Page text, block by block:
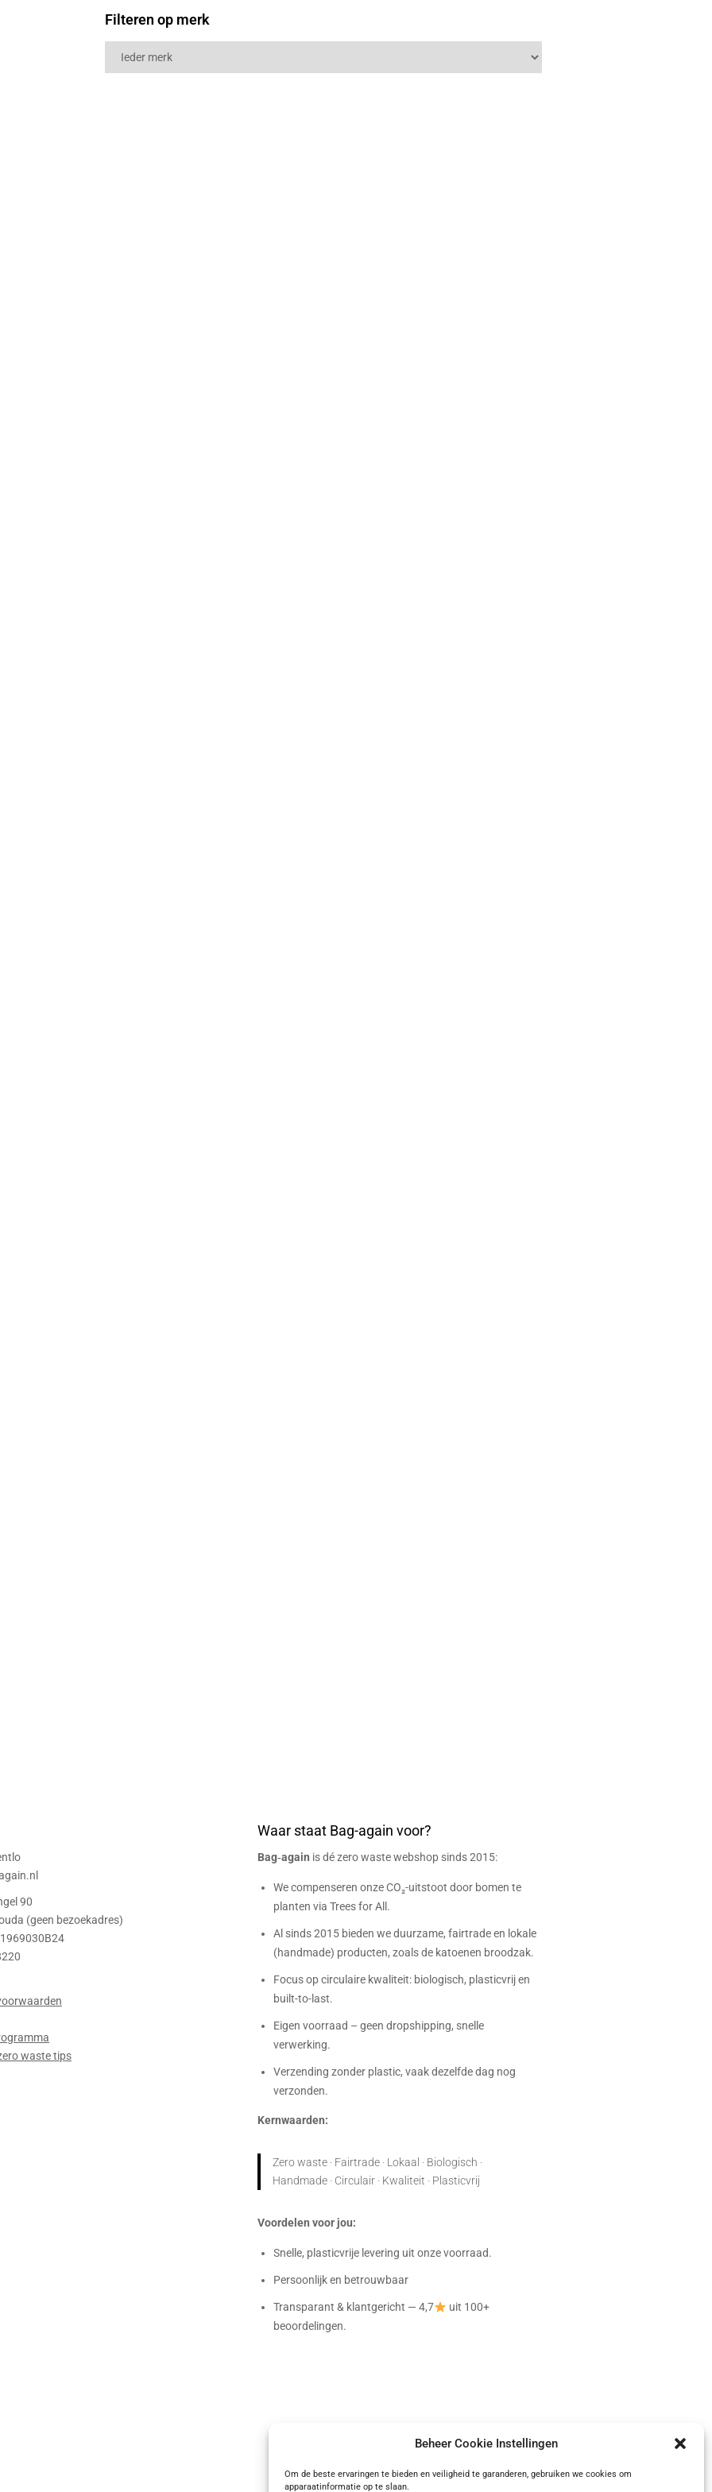
Beheer Cookie Instellingen
Om de beste ervaringen te bieden en veiligheid te garanderen, gebruiken we cookies om
apparaatinformatie op te slaan.
Filteren op merk
90
(geen bezoekadres)
waste tips
Waar staat Bag-again voor?
Bag‑again is dé zero waste webshop sinds 2015:
We compenseren onze CO₂-uitstoot door bomen te
planten via Trees for All.
Al sinds 2015 bieden we duurzame, fairtrade en lokale
(handmade) producten, zoals de katoenen broodzak.
Focus op circulaire kwaliteit: biologisch, plasticvrij en
built-to-last.
Eigen voorraad – geen dropshipping, snelle
verwerking.
Verzending zonder plastic, vaak dezelfde dag nog
verzonden.
Kernwaarden:
Zero waste · Fairtrade · Lokaal · Biologisch ·
Handmade · Circulair · Kwaliteit · Plasticvrij
Voordelen voor jou:
Snelle, plasticvrije levering uit onze voorraad.
Persoonlijk en betrouwbaar
Transparant & klantgericht — 4,7
uit 100+
beoordelingen.